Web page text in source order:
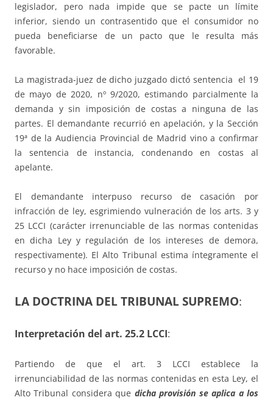
legislador, pero nada impide que se pacte un límite
inferior, siendo un contrasentido que el consumidor no
pueda beneficiarse de un pacto que le resulta más
favorable.
La magistrada-juez de dicho juzgado dictó sentencia el 19
de mayo de 2020, nº 9/2020, estimando parcialmente la
demanda y sin imposición de costas a ninguna de las
partes. El demandante recurrió en apelación, y la Sección
19ª de la Audiencia Provincial de Madrid vino a confirmar
la sentencia de instancia, condenando en costas al
apelante.
El demandante interpuso recurso de casación por
infracción de ley, esgrimiendo vulneración de los arts. 3 y
25 LCCI (carácter irrenunciable de las normas contenidas
en dicha Ley y regulación de los intereses de demora,
respectivamente). El Alto Tribunal estima íntegramente el
recurso y no hace imposición de costas.
LA DOCTRINA DEL TRIBUNAL SUPREMO:
Interpretación del art. 25.2 LCCI:
Partiendo de que el art. 3 LCCI establece la
irrenunciabilidad de las normas contenidas en esta Ley, el
Alto Tribunal considera que dicha provisión se aplica a los